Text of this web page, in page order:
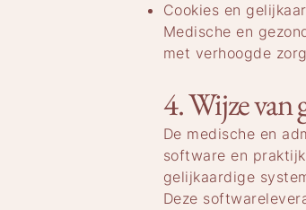
Cookies en
Medische en
met verhoogde
4. Wijze van
De medische en
software en
gelijkaardige
Deze